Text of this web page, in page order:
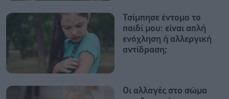
Τσίμπησε έντομο το
παιδί μου: είναι απλή
ενόχληση ή αλλεργική
αντίδραση;
Οι αλλαγές στο σώμα